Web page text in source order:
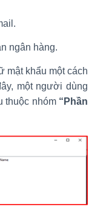
ngân hàng.
mật khẩu một cách
một người dùng
thuộc nhóm “Phần